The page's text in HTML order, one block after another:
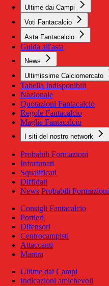
Ultime dai Campi
Voti Fantacalcio
Asta Fantacalcio
Guida all'asta
News
Ultimissime Calciomercato
Tabella Indisponibili
Nazionale
Quotazioni Fantacalcio
Regole Fantacalcio
Maglie Fantacalcio
I siti del nostro network
Probabili Formazioni
Infortunati
Squalificati
Diffidati
News Probabili Formazioni
Consigli Fantacalcio
Portieri
Difensori
Centrocampisti
Attaccanti
Mantra
Ultime dai Campi
Indicazioni amichevoli